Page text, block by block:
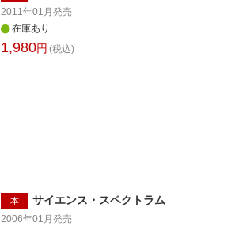
2011年01月 発売
在庫あり
1,980円 (税込)
本 サイエンス・スペクトラム
2006年01月 発売